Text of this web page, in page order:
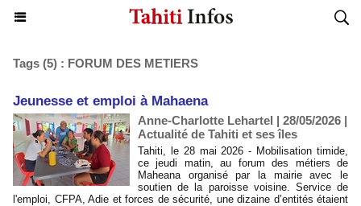
Tags (5) : FORUM DES METIERS
Jeunesse et emploi à Mahaena
Anne-Charlotte Lehartel | 28/05/2026 |
Actualité de Tahiti et ses îles
Tahiti, le 28 mai 2026 - Mobilisation timide,
ce jeudi matin, au forum des métiers de
Maheana organisé par la mairie avec le
soutien de la paroisse voisine. Service de
l'emploi, CFPA, Adie et forces de sécurité, une dizaine d’entités étaient